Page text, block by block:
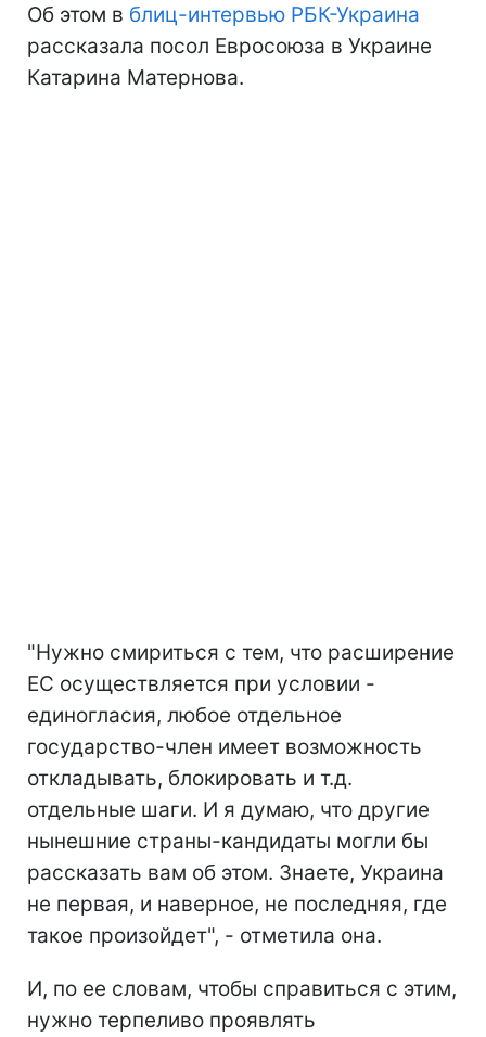
Об этом в блиц-интервью РБК-Украина
рассказала посол Евросоюза в Украине
Катарина Матернова.
"Нужно смириться с тем, что расширение
ЕС осуществляется при условии -
единогласия, любое отдельное
государство-член имеет возможность
откладывать, блокировать и т.д.
отдельные шаги. И я думаю, что другие
нынешние страны-кандидаты могли бы
рассказать вам об этом. Знаете, Украина
не первая, и наверное, не последняя, ​​где
такое произойдет", - отметила она.
И, по ее словам, чтобы справиться с этим,
нужно терпеливо проявлять